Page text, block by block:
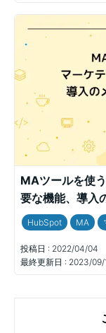
MAツールを使
要な機能、導入
HubSpot MA
投稿日 : 2022/04/04
最終更新日 : 2023/09/